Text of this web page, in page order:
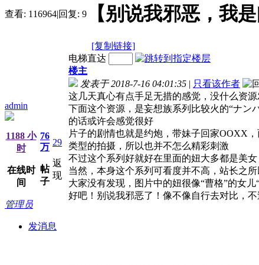
查看: 116964|回复: 9 【别说我邪恶，我
[复制链接]
admin
1188 小
时
在线时
间
76
万
帖
子
29
返
现
管理员
发消息
电梯直达
楼主
发表于 2018-7-16 04:01:35 | 只看该作者
这几天真心有点手足无措的感觉，没什么资
下面这个资源，是妄想族系列比较火的“ナン
的话或许会感觉很好
片子的剧情也就是约炮，带妹子回家OOXX
类型的拍摄，所以也并不怎么精彩刺激
不过这个系列好就好在里面的妞大多都是美
当然，本身这个系列可看度并不高，站长之
大家没有发现，图片中的妞很像“曹格”的女
好吧！别说我邪恶了！像不像自行去对比，